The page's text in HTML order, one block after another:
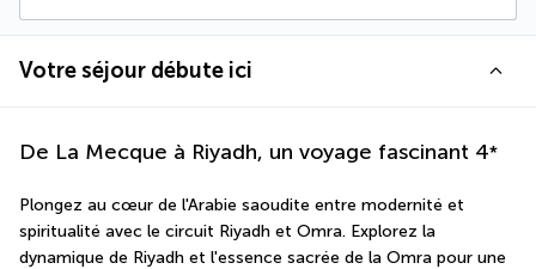
Votre séjour débute ici
De La Mecque à Riyadh, un voyage fascinant 4*
Plongez au cœur de l'Arabie saoudite entre modernité et
spiritualité avec le circuit Riyadh et Omra. Explorez la
dynamique de Riyadh et l'essence sacrée de la Omra pour une